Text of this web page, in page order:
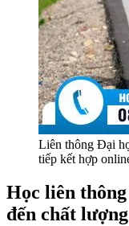
Liên thông Đại
tiếp kết hợp
Học liên
đến chất